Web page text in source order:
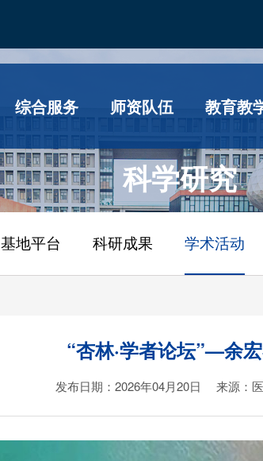
综合服务 师资队伍 教育教
科学研究
基地平台 科研成果 学术活动
“杏林·学者论坛”—余
发布日期：2026年04月20日 来源：